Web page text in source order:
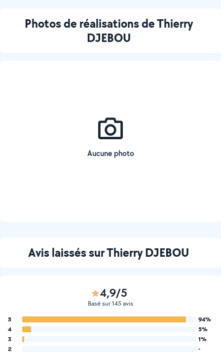
Photos de réalisations de Thierry
DJEBOU
Aucune photo
Avis laissés sur Thierry DJEBOU
4,9/5
Basé sur 145 avis
5
94%
4
5%
3
1%
2
-